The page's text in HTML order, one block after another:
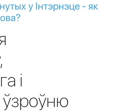
у Інтэрнэце - як
і
ўзроўню